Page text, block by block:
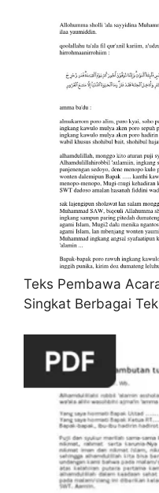
Teks Pembawa
Singkat Berbagai